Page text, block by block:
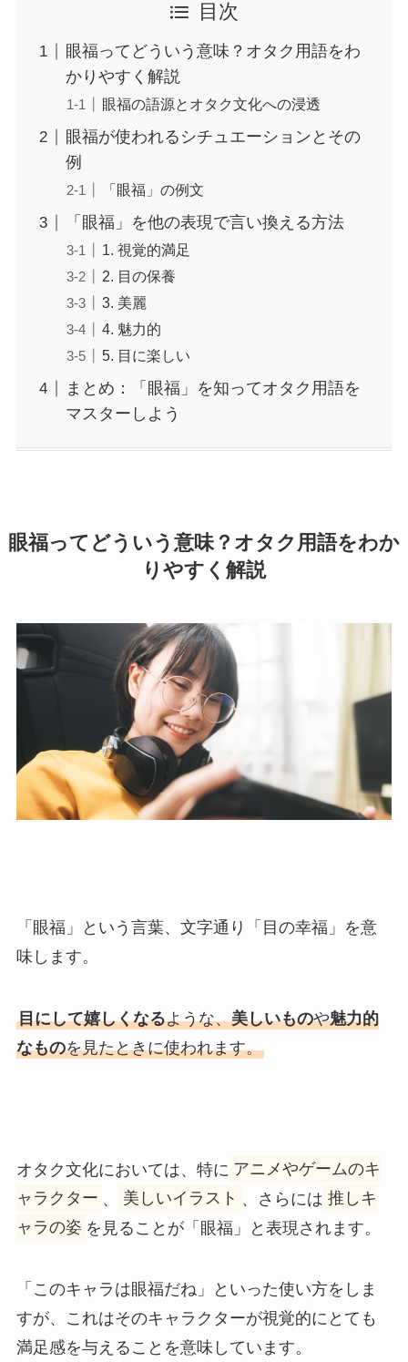
目次
眼福ってどういう意味？オタク用語をわ
かりやすく解説
眼福の語源とオタク文化への浸透
眼福が使われるシチュエーションとその
例
「眼福」の例文
「眼福」を他の表現で言い換える方法
1. 視覚的満足
2. 目の保養
3. 美麗
4. 魅力的
5. 目に楽しい
まとめ：「眼福」を知ってオタク用語を
マスターしよう
眼福ってどういう意味？オタク用語をわか
りやすく解説
「眼福」という言葉、文字通り「目の幸福」を意
味します。
目にして嬉しくなるような、美しいものや魅力的
なものを見たときに使われます。
オタク文化においては、特に アニメやゲームのキ
ャラクター 、 美しいイラスト 、さらには 推しキ
ャラの姿 を見ることが「眼福」と表現されます。
「このキャラは眼福だね」といった使い方をしま
すが、これはそのキャラクターが視覚的にとても
満足感を与えることを意味しています。